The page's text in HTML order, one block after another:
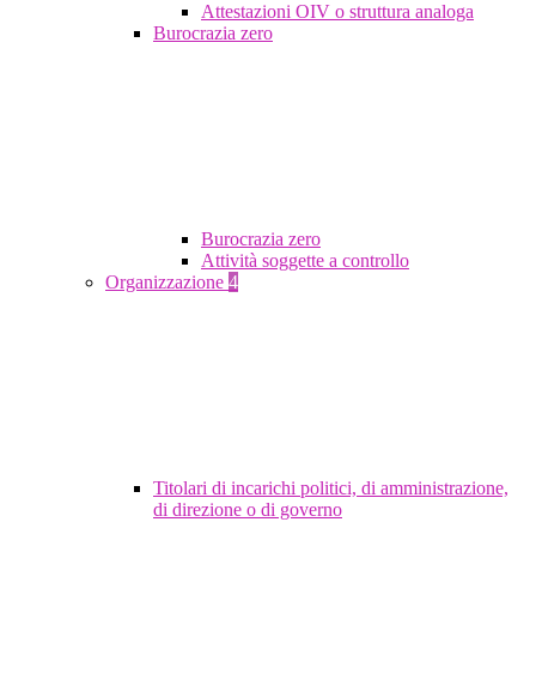
Attestazioni OIV o struttura analoga
Burocrazia zero
Burocrazia zero
Attività soggette a controllo
Organizzazione 4
Titolari di incarichi politici, di amministrazione,
di direzione o di governo